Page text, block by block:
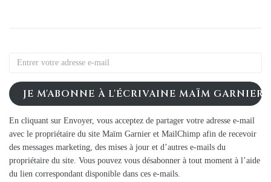
JE M'ABONNE À L'ÉCRIVAINE MAÏM GARNIER
En cliquant sur Envoyer, vous acceptez de partager votre adresse e-mail
avec le propriétaire du site Maïm Garnier et MailChimp afin de recevoir
des messages marketing, des mises à jour et d’autres e-mails du
propriétaire du site. Vous pouvez vous désabonner à tout moment à l’aide
du lien correspondant disponible dans ces e-mails.